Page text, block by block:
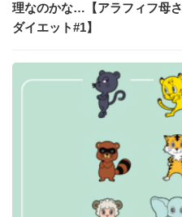
理なのかな…【アラフィフ母
ダイエット#1】